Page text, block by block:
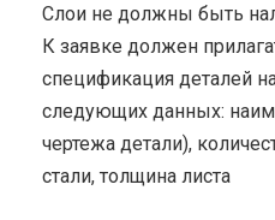
Cлои не должны быть
К заявке должен
спецификация деталей
следующих данных:
чертежа детали),
стали, толщина листа